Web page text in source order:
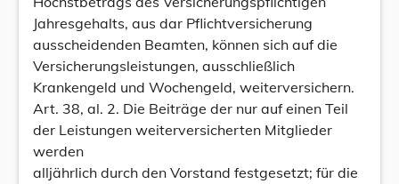
Jahresgehalts, aus dar Pflichtversicherung
ausscheidenden Beamten, können sich auf die
Versicherungsleistungen, ausschließlich
Krankengeld und Wochengeld, weiterversichern.
Art. 38, al. 2. Die Beiträge der nur auf einen Teil
der Leistungen weiterversicherten Mitglieder
werden
alljährlich durch den Vorstand festgesetzt; für die